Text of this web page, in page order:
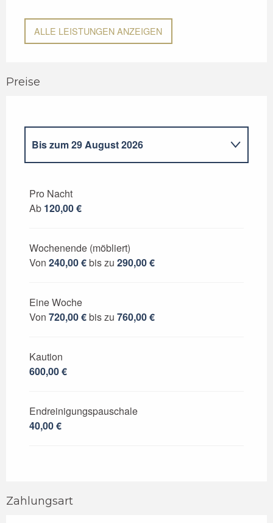
ALLE LEISTUNGEN ANZEIGEN
Preise
Bis zum29 August 2026
ab30 August 2026
Pro Nacht
Ab 120,00 €
Wochenende (möbliert)
Von 240,00 €bis zu 290,00 €
Eine Woche
Von 720,00 €bis zu 760,00 €
Kaution
600,00 €
Endreinigungspauschale
40,00 €
Zahlungsart